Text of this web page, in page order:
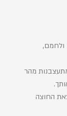
ולחמם,
מהר
החוצה